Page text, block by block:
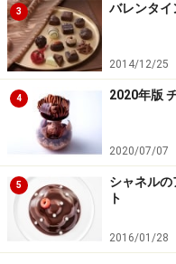
社員を雇って自社カカ
2018年現在、年間100
ンショコラだけで約
てが100%カカオ豆か
のもの」だそうです。
「エスカルゴ」
リジット・マク
3 バレンタイ
2014/12/25
4 2020年版
2020/07/07
5
シャネル
ト
2016/01/28